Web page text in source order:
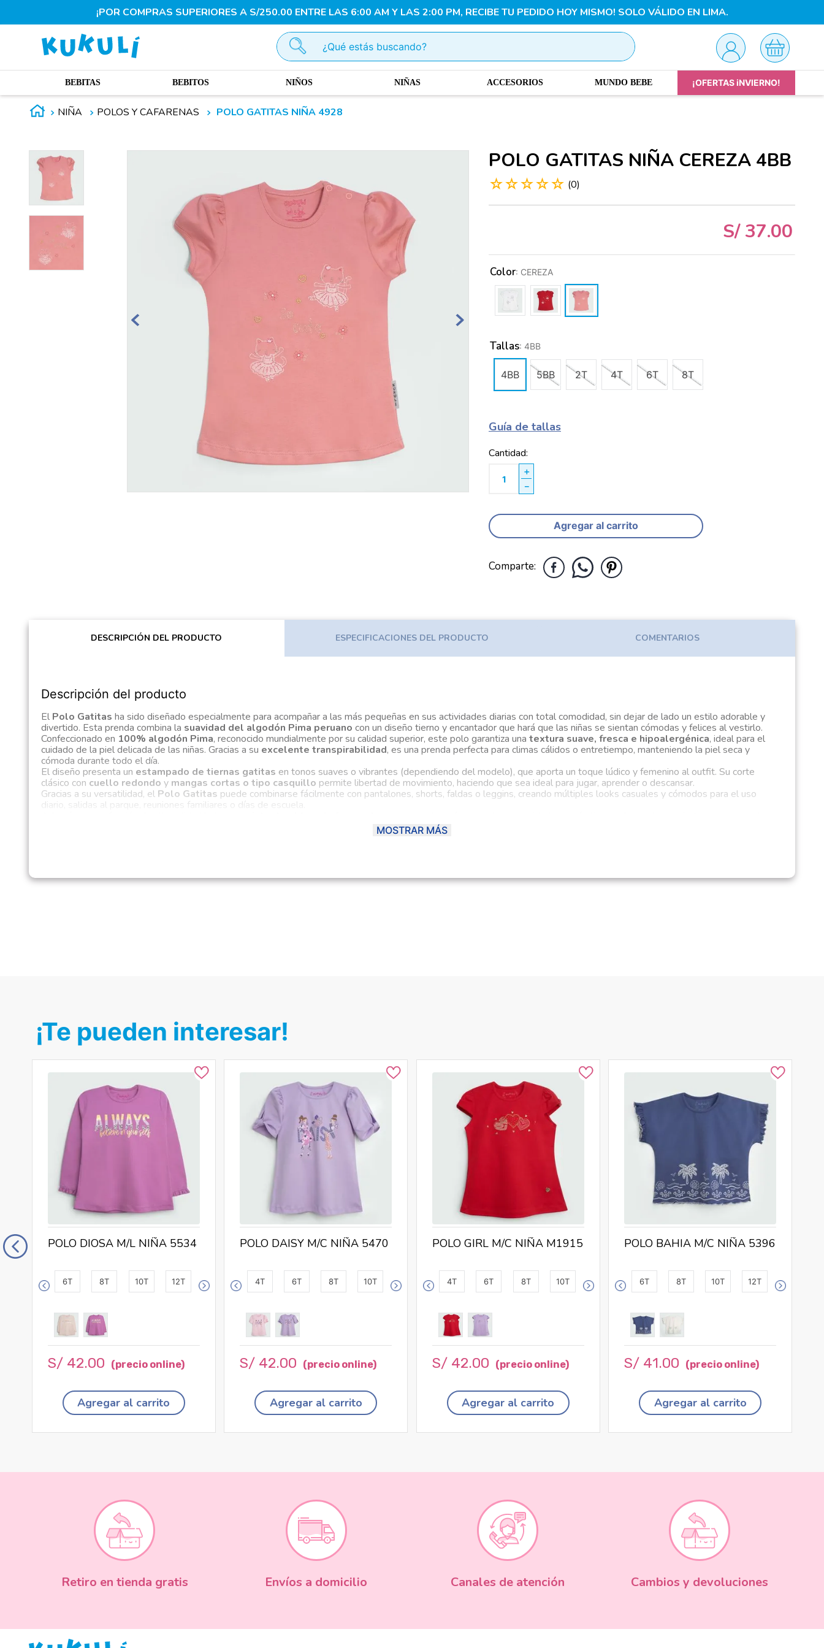
¡POR COMPRAS SUPERIORES A S/250.00 ENTRE LAS 6:00 AM Y LAS 2:00 PM, RECIBE TU PEDIDO HOY MISMO! SOLO VÁLIDO EN LIMA.
¿Qué estás buscando?
BEBITAS BEBITOS NIÑOS NIÑAS ACCESORIOS MUNDO BEBE ¡OFERTAS iNVIERNO!
NIÑA POLOS Y CAFARENAS POLO GATITAS NIÑA 4928
POLO GATITAS NIÑA CEREZA 4BB
☆☆☆☆☆ (0)
S/ 37.00
Tallas: 4BB
4BB 5BB 2T 4T 6T 8T
Color: CEREZA
Guía de tallas
Cantidad
＋
－
Agregar al carrito
Comparte
DESCRIPCIÓN DEL PRODUCTO ESPECIFICACIONES DEL PRODUCTO COMENTARIOS
Descripción del producto
El Polo Gatitas ha sido diseñado especialmente para acompañar a las más pequeñas en sus actividades diarias con total comodidad, sin dejar de lado un estilo adorable y
divertido. Esta prenda combina la suavidad del algodón Pima peruano con un diseño tierno y encantador que hará que las niñas se sientan cómodas y felices al vestirlo.
Confeccionado en 100% algodón Pima, reconocido mundialmente por su calidad superior, este polo garantiza una textura suave, fresca e hipoalergénica, ideal para el
cuidado de la piel delicada de las niñas. Gracias a su excelente transpirabilidad, es una prenda perfecta para climas cálidos o entretiempo, manteniendo la piel seca y
cómoda durante todo el día.
El diseño presenta un estampado de tiernas gatitas en tonos suaves o vibrantes (dependiendo del modelo), que aporta un toque lúdico y femenino al outfit. Su corte
clásico con cuello redondo y mangas cortas o tipo casquillo permite libertad de movimiento, haciendo que sea ideal para jugar, aprender o descansar.
Gracias a su versatilidad, el Polo Gatitas puede combinarse fácilmente con pantalones, shorts, faldas o leggins, creando múltiples looks casuales y cómodos para el uso
diario, salidas al parque, reuniones familiares o días de escuela.
Género:Femenino
MOSTRAR MÁS
¡Te pueden interesar!
6T 8T 10T 12T
POLO DIOSA M/L NIÑA 5534
S/ 42.00
Agregar al carrito
4T 6T 8T 10T
POLO DAISY M/C NIÑA 5470
S/ 42.00
Agregar al carrito
4T 6T 8T 10T
POLO GIRL M/C NIÑA M1915
S/ 42.00
Agregar al carrito
6T 8T 10T 12T
POLO BAHIA M/C NIÑA 5396
S/ 41.00
Agregar al carrito
Retiro en tienda gratis Envíos a domicilio Canales de atención Cambios y devoluciones